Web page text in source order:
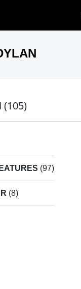
(105)
(97)
(8)